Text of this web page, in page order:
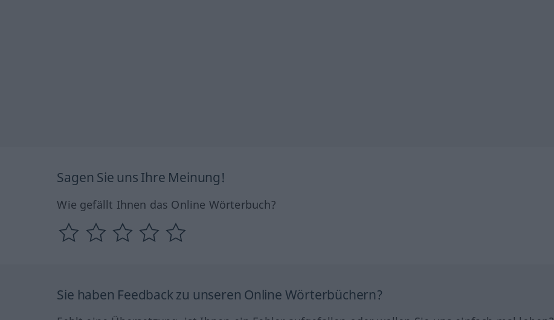
Sagen Sie uns Ihre Meinung!
Wie gefällt Ihnen das Online Wörterbuch?
Sie haben Feedback zu unseren Online Wörterbüchern?